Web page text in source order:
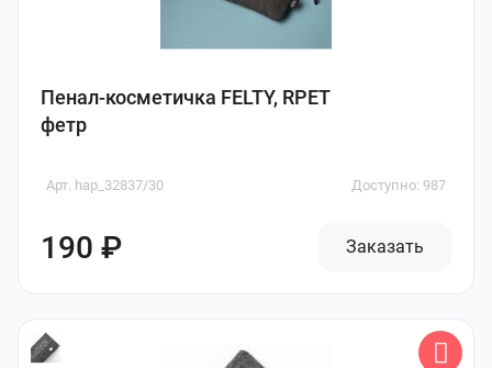
Пенал-косметичка FELTY, RPET
фетр
Арт. hap_32837/30 Доступно: 987
190 ₽ Заказать